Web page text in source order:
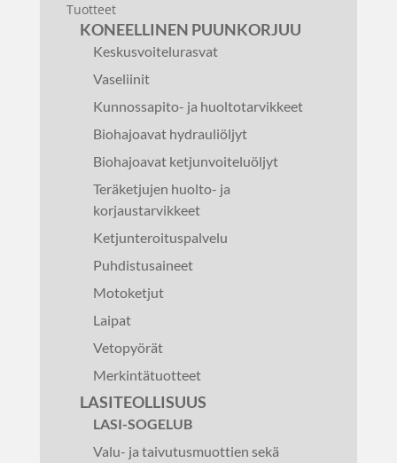
Tuotteet
KONEELLINEN PUUNKORJUU
Keskusvoitelurasvat
Vaseliinit
Kunnossapito- ja huoltotarvikkeet
Biohajoavat hydrauliöljyt
Biohajoavat ketjunvoiteluöljyt
Teräketjujen huolto- ja
korjaustarvikkeet
Ketjunteroituspalvelu
Puhdistusaineet
Motoketjut
Laipat
Vetopyörät
Merkintätuotteet
LASITEOLLISUUS
LASI-SOGELUB
Valu- ja taivutusmuottien sekä